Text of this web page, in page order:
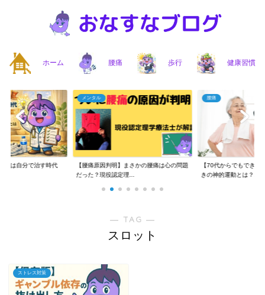
ホーム 腰痛 歩行 健康習慣
痛は自分で治す時代
メンタル
【腰痛原因判明】まさかの腰痛は心の問題
だった？現役認定理...
腰痛
【70代からでもできる
きの神的運動とは？...
― TAG ―
スロット
ストレス対策